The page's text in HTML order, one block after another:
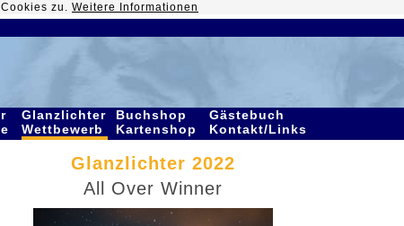
zu. Weitere Informationen
Glanzlichter
Wettbewerb
Buchshop
Kartenshop
Gästebuch
Kontakt/Links
Glanzlichter 2022
All Over Winner